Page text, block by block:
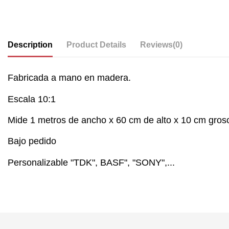
Description Product Details Reviews(0)
Fabricada a mano en madera.
Escala 10:1
Mide 1 metros de ancho x 60 cm de alto x 10 cm
Bajo pedido
Personalizable "TDK", BASF", "SONY",...